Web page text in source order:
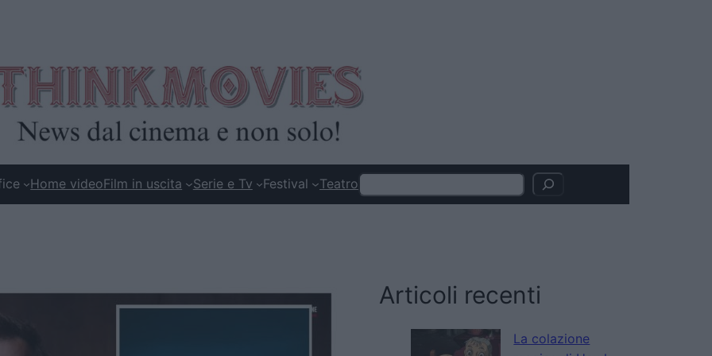
Home videoFilm in uscita Serie e Tv Festival TeatroSearch
Articoli recenti
La colazione